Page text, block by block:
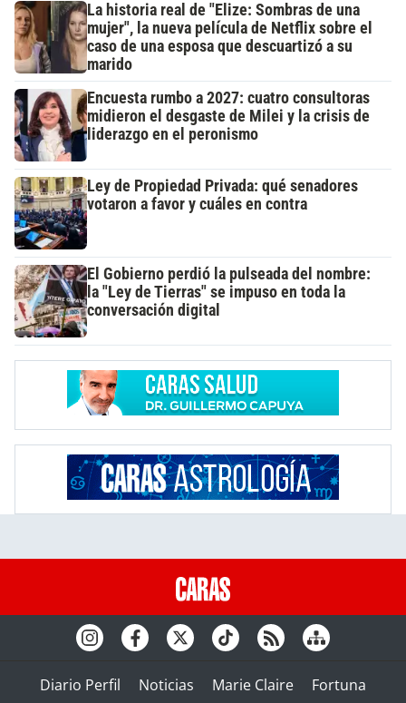
La historia real de "Elize: Sombras de una
mujer", la nueva película de Netflix sobre el
caso de una esposa que descuartizó a su
marido
Encuesta rumbo a 2027: cuatro consultoras
midieron el desgaste de Milei y la crisis de
liderazgo en el peronismo
Ley de Propiedad Privada: qué senadores
votaron a favor y cuáles en contra
El Gobierno perdió la pulseada del nombre:
la "Ley de Tierras" se impuso en toda la
conversación digital
Diario Perfil Noticias Marie Claire
Fortuna